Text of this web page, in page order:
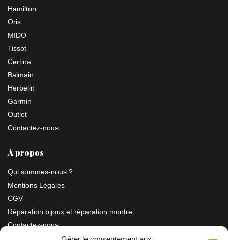
Hamilton
Oris
MIDO
Tissot
Certina
Balmain
Herbelin
Garmin
Outlet
Contactez-nous
A propos
Qui sommes-nous ?
Mentions Légales
CGV
Réparation bijoux et réparation montre
Contactez-nous